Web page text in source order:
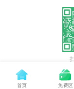
首页 免费区